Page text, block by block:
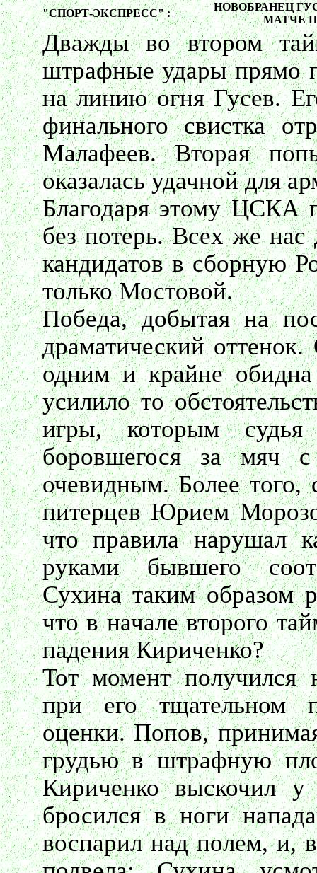
"СПОРТ-ЭКСПРЕСС" :
НОВОБРАНЕЦ
МАТЧЕ
Дважды во втором
штрафные удары прямо
на линию огня Гусев.
финального свистка
Малафеев. Вторая
оказалась удачной для
Благодаря этому ЦСКА
без потерь. Всех же нас
кандидатов в сборную
только Мостовой.
Победа, добытая на
драматический
одним и крайне
усилило то
игры, которым судья
боровшегося за мяч
очевидным. Более того,
питерцев Юрием
что правила нарушал
руками бывшего
Сухина таким образом
что в начале второго
падения Кириченко?
Тот момент получился
при его тщательном
оценки. Попов,
грудью в штрафную
Кириченко выскочил
бросился в ноги
воспарил над полем, и,